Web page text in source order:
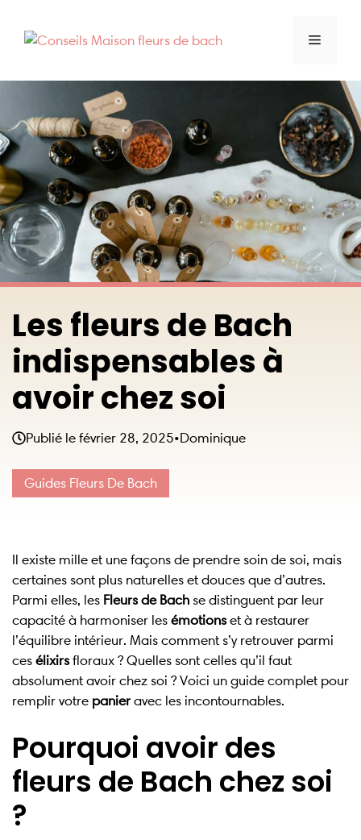
contenu
Menu
Les fleurs de Bach
indispensables à
avoir chez soi
Publié le février 28, 2025•Dominique
Guides Fleurs De Bach
Il existe mille et une façons de prendre soin de soi, mais
certaines sont plus naturelles et douces que d’autres.
Parmi elles, les Fleurs de Bach se distinguent par leur
capacité à harmoniser les émotionset à restaurer
l’équilibre intérieur. Mais comment s’y retrouver parmi
ces élixirsfloraux ? Quelles sont celles qu’il faut
absolument avoir chez soi ? Voici un guide complet pour
remplir votre panier avec les incontournables.
Pourquoi avoir des
fleurs de Bach chez soi
?